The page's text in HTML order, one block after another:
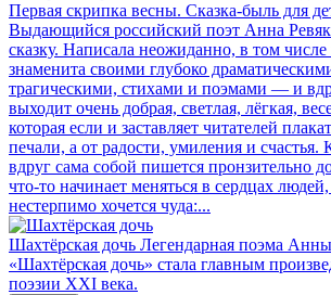
Первая скрипка весны. Сказка-быль для
Выдающийся российский поэт Анна
сказку. Написала неожиданно, в том
знаменита своими глубоко
трагическими, стихами и поэмами — и
выходит очень добрая, светлая, лёгкая,
которая если и заставляет читателей
печали, а от радости, умиления и счастья.
вдруг сама собой пишется пронзительно
что-то начинает меняться в сердцах
нестерпимо хочется чуда:...
Шахтёрская дочь Легендарная поэма
«Шахтёрская дочь» стала главным
поэзии XXI века.